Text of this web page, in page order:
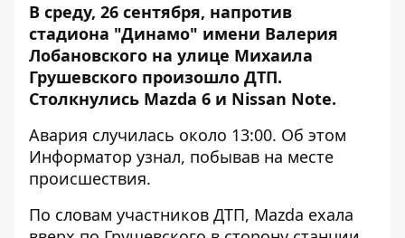
В среду, 26 сентября, напротив
стадиона "Динамо" имени Валерия
Лобановского на улице Михаила
Грушевского произошло ДТП.
Столкнулись Mazda 6 и Nissan Note.
Авария случилась около 13:00. Об этом
Информатор узнал, побывав на месте
происшествия.
По словам участников ДТП, Mazda ехала